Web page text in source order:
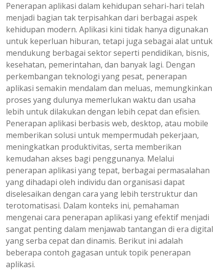
Penerapan aplikasi dalam kehidupan sehari-hari telah
menjadi bagian tak terpisahkan dari berbagai aspek
kehidupan modern. Aplikasi kini tidak hanya digunakan
untuk keperluan hiburan, tetapi juga sebagai alat untuk
mendukung berbagai sektor seperti pendidikan, bisnis,
kesehatan, pemerintahan, dan banyak lagi. Dengan
perkembangan teknologi yang pesat, penerapan
aplikasi semakin mendalam dan meluas, memungkinkan
proses yang dulunya memerlukan waktu dan usaha
lebih untuk dilakukan dengan lebih cepat dan efisien.
Penerapan aplikasi berbasis web, desktop, atau mobile
memberikan solusi untuk mempermudah pekerjaan,
meningkatkan produktivitas, serta memberikan
kemudahan akses bagi penggunanya. Melalui
penerapan aplikasi yang tepat, berbagai permasalahan
yang dihadapi oleh individu dan organisasi dapat
diselesaikan dengan cara yang lebih terstruktur dan
terotomatisasi. Dalam konteks ini, pemahaman
mengenai cara penerapan aplikasi yang efektif menjadi
sangat penting dalam menjawab tantangan di era digital
yang serba cepat dan dinamis. Berikut ini adalah
beberapa contoh gagasan untuk topik penerapan
aplikasi.